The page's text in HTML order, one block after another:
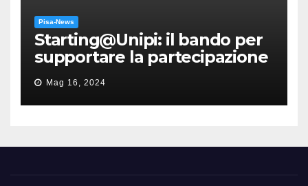
Pisa-News
Starting@Unipi: il bando per
supportare la partecipazione
all’ERC Starting Grant
Mag 16, 2024